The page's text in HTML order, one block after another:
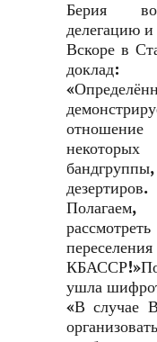
Берия
делегацию
Вскоре в
доклад:
отношение
дезертиров.
ушла
«В случае